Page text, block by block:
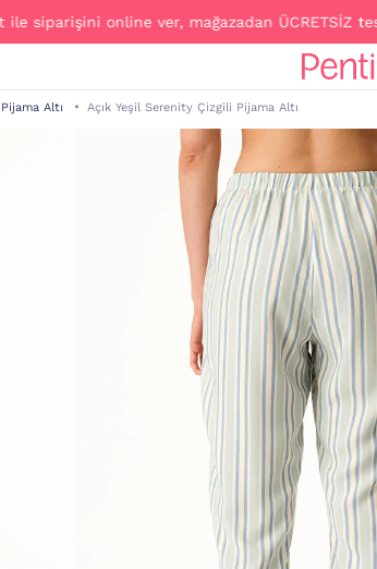
online ver, mağazadan ÜCRETSİZ teslim al!
Pijama Altı Açık Yeşil Serenity Çizgili Pijama Altı